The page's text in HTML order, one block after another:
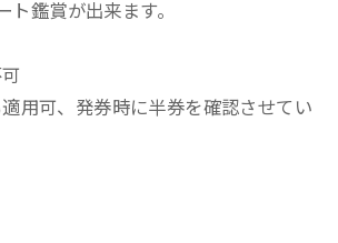
ト鑑賞が出来ます。
用可、発券時に半券を確認させてい